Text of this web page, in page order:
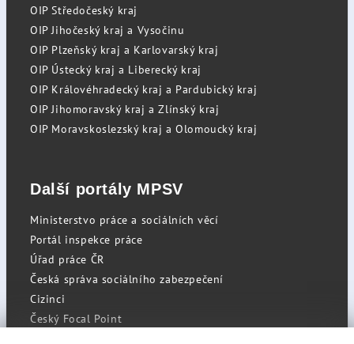
OIP Středočeský kraj
OIP Jihočeský kraj a Vysočinu
OIP Plzeňský kraj a Karlovarský kraj
OIP Ústecký kraj a Liberecký kraj
OIP Královéhradecký kraj a Pardubický kraj
OIP Jihomoravský kraj a Zlínský kraj
OIP Moravskoslezský kraj a Olomoucký kraj
Další portály MPSV
Ministerstvo práce a sociálních věcí
Portál inspekce práce
Úřad práce ČR
Česká správa sociálního zabezpečení
Cizinci
Český Focal Point